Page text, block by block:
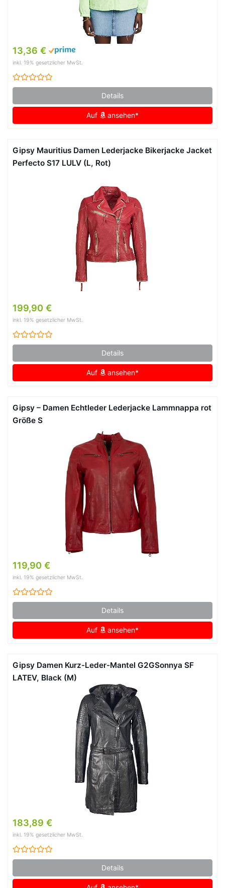
13,36 €
inkl. 19% gesetzlicher MwSt.
Details
Auf ansehen*
Gipsy Mauritius Damen Lederjacke Bikerjacke Jacket
Perfecto S17 LULV (L, Rot)
199,90 €
inkl. 19% gesetzlicher MwSt.
Details
Auf ansehen*
Gipsy – Damen Echtleder Lederjacke Lammnappa rot
Größe S
119,90 €
inkl. 19% gesetzlicher MwSt.
Details
Auf ansehen*
Gipsy Damen Kurz-Leder-Mantel G2GSonnya SF
LATEV, Black (M)
183,89 €
inkl. 19% gesetzlicher MwSt.
Details